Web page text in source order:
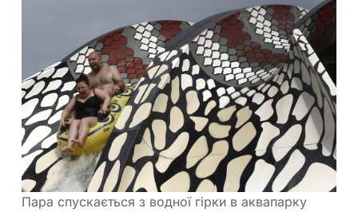
Пара спускається з водної гірки в аквапарку